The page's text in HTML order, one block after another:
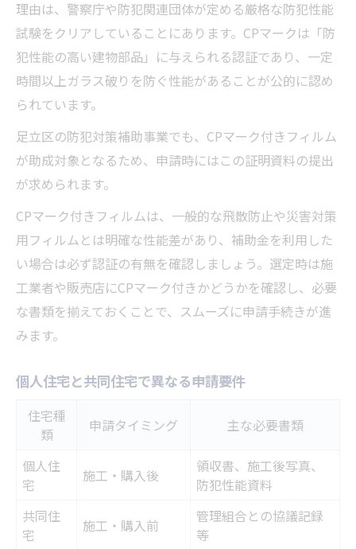
理由は、警察庁や防犯関連団体が定める厳格な防犯性能
試験をクリアしていることにあります。CPマークは「防
犯性能の高い建物部品」に与えられる認証であり、一定
時間以上ガラス破りを防ぐ性能があることが公的に認め
られています。
足立区の防犯対策補助事業でも、CPマーク付きフィルム
が助成対象となるため、申請時にはこの証明資料の提出
が求められます。
CPマーク付きフィルムは、一般的な飛散防止や災害対策
用フィルムとは明確な性能差があり、補助金を利用した
い場合は必ず認証の有無を確認しましょう。選定時は施
工業者や販売店にCPマーク付きかどうかを確認し、必要
な書類を揃えておくことで、スムーズに申請手続きが進
みます。
個人住宅と共同住宅で異なる申請要件
住宅種
類
申請タイミング 主な必要書類
個人住
宅
施工・購入後
領収書、施工後写真、
防犯性能資料
共同住
宅
施工・購入前
管理組合との協議記録
等